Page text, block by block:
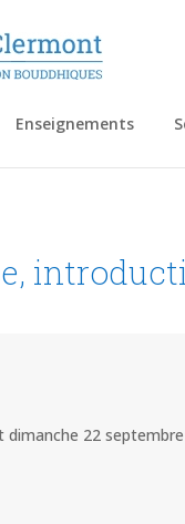
Enseignements
22